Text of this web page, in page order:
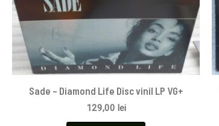
Sade – Diamond Life Disc vinil LP VG+
129,00 lei